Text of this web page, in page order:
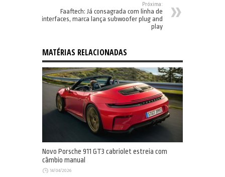
Próxima:
Faaftech: Já consagrada com linha de
interfaces, marca lança subwoofer plug and
play
MATÉRIAS RELACIONADAS
Novo Porsche 911 GT3 cabriolet estreia com
câmbio manual
14/04/2026